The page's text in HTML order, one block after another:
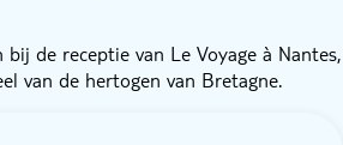
bij de receptie van Le Voyage à Nantes,
van de hertogen van Bretagne.